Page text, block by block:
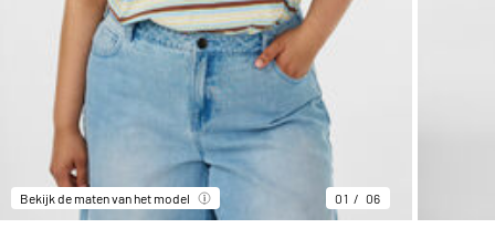
Bekijk de maten van het model 01 06